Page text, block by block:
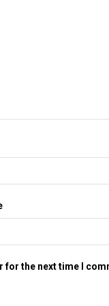
for the next time I